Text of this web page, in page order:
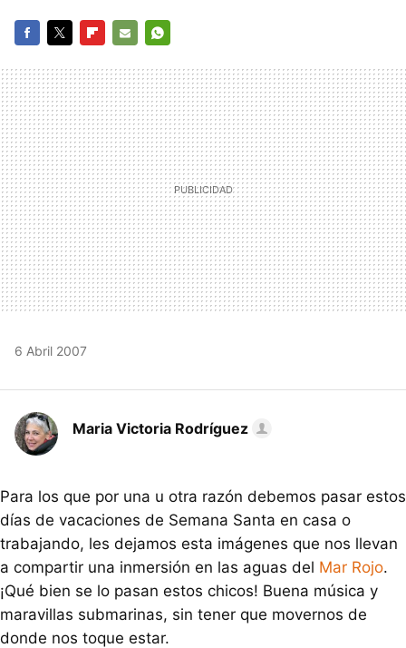
MAIL
6 Abril 2007
Maria Victoria Rodríguez
Para los que por una u otra razón debemos pasar estos
días de vacaciones de Semana Santa en casa o
trabajando, les dejamos esta imágenes que nos llevan
a compartir una inmersión en las aguas del Mar Rojo.
¡Qué bien se lo pasan estos chicos! Buena música y
maravillas submarinas, sin tener que movernos de
donde nos toque estar.